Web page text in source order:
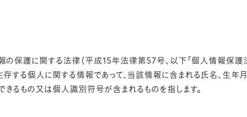
の保護に関する法律（平成15年法律第57号、以下「個人情報保護法
存する個人に関する情報であって、当該情報に含まれる氏名、生年
るもの又は個人識別符号が含まれるものを指します。